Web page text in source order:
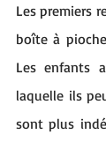
Les premiers
boîte à
Les enfants
laquelle ils
sont plus